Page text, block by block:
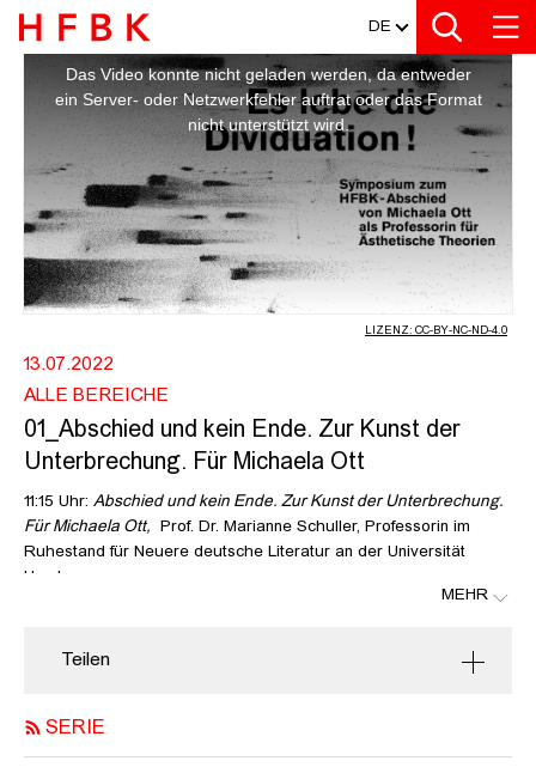
Zur Metanavigation
Zur Hauptnavigation
Zur Suche
Zum Inhalt
Zum Seitenfuss DE
01_ABSCHIED UND KEIN ENDE.
This
is
window.
Das Video konnte nicht geladen werden, da entweder
ein Server- oder Netzwerkfehler auftrat oder das Format
nicht unterstützt wird.
LIZENZ: CC-BY-NC-ND-4.0
13.07.2022
ALLE BEREICHE
01_Abschied und kein Ende. Zur Kunst der
Unterbrechung. Für Michaela Ott
11:15 Uhr: Abschied und kein Ende. Zur Kunst der Unterbrechung.
Für Michaela Ott, Prof. Dr. Marianne Schuller, Professorin im
Ruhestand für Neuere deutsche Literatur an der Universität
Hamburg
Seit 17 Jahren ist Michaela Ott Professorin für Ästhetische
Forschung und Lehre gehören die poststrukturalistische
MEHR
Teilen
SERIE